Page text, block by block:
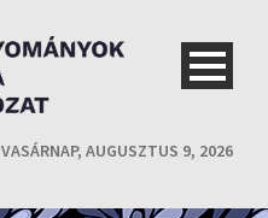
VASÁRNAP, AUGUSZTUS 9, 2026